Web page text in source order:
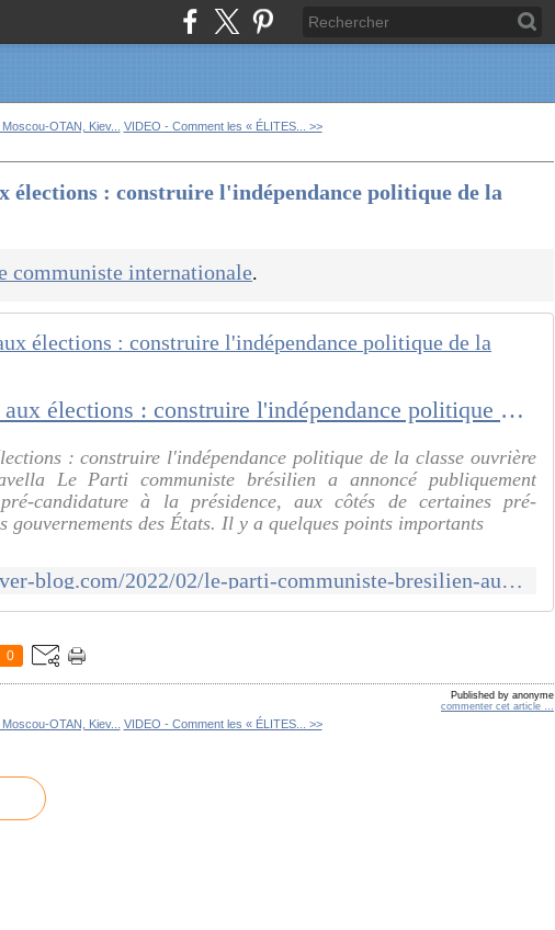
OTAN, Kiev... VIDEO - Comment les « ÉLITES... >>
élections : construire l'indépendance politique de la
communiste internationale.
Le Parti communiste brésilien aux élections : construire l'indépendance politique de la classe ouvrière
: construire l'indépendance politique de la classe ouvrière
Le Parti communiste brésilien a annoncé publiquement
candidature à la présidence, aux côtés de certaines pré-
gouvernements des États. Il y a quelques points importants
http://mouvementcommuniste.over-blog.com/2022/02/le-parti-communiste-bresilien-aux-elections-construire-l-independance-politique-de-la-classe-ouvriere.html
0
Published by anonyme
commenter cet article …
OTAN, Kiev... VIDEO - Comment les « ÉLITES... >>